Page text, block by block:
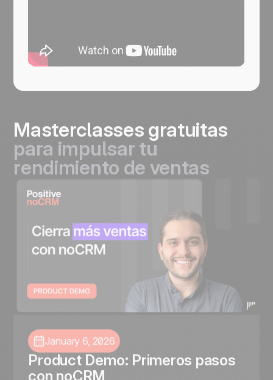
Masterclasses gratuitas
para impulsar tu
rendimiento de ventas
January 6, 2026
Product Demo: Primeros pasos
con noCRM